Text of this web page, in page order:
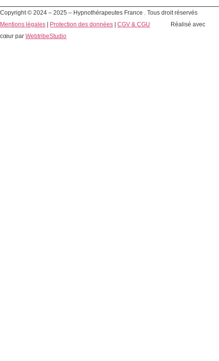
Copyright © 2024 – 2025 – Hypnothérapeutes France . Tous droit réservés
Mentions légales
Protection des données CGV & CGU
Réalisé avec
cœur par WebtribeStudio